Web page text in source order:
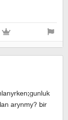
arynmy? bir